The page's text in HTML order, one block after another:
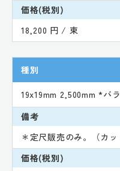
価格(税別)
18,200 円 / 束
種別
19x19mm 2,500mm *バラ
備考
＊定尺販売のみ。（カッ
価格(税別)